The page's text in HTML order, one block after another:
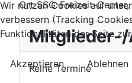
Mitglieder-/
Keine Termine
OrtSSG-Freizeit-
Wir nutzen Cookies auf
verbessern (Tracking
Funktionalitäten der Seite
Akzeptieren
Ablehnen